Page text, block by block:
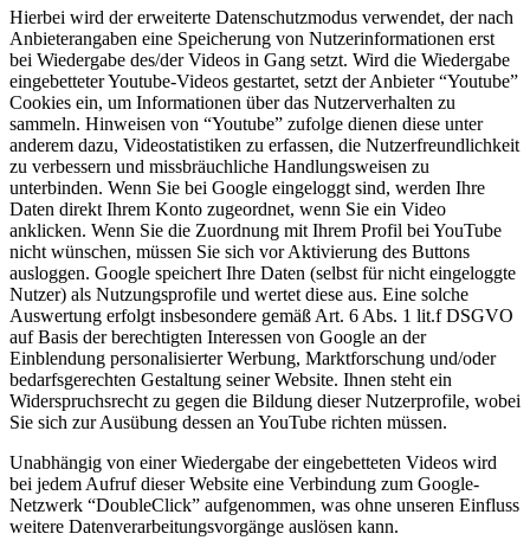
Hierbei wird der erweiterte Datenschutzmodus verwendet, der nach
Anbieterangaben eine Speicherung von Nutzerinformationen erst
bei Wiedergabe des/der Videos in Gang setzt. Wird die Wiedergabe
eingebetteter Youtube-Videos gestartet, setzt der Anbieter “Youtube”
Cookies ein, um Informationen über das Nutzerverhalten zu
sammeln. Hinweisen von “Youtube” zufolge dienen diese unter
anderem dazu, Videostatistiken zu erfassen, die Nutzerfreundlichkeit
zu verbessern und missbräuchliche Handlungsweisen zu
unterbinden. Wenn Sie bei Google eingeloggt sind, werden Ihre
Daten direkt Ihrem Konto zugeordnet, wenn Sie ein Video
anklicken. Wenn Sie die Zuordnung mit Ihrem Profil bei YouTube
nicht wünschen, müssen Sie sich vor Aktivierung des Buttons
ausloggen. Google speichert Ihre Daten (selbst für nicht eingeloggte
Nutzer) als Nutzungsprofile und wertet diese aus. Eine solche
Auswertung erfolgt insbesondere gemäß Art. 6 Abs. 1 lit.f DSGVO
auf Basis der berechtigten Interessen von Google an der
Einblendung personalisierter Werbung, Marktforschung und/oder
bedarfsgerechten Gestaltung seiner Website. Ihnen steht ein
Widerspruchsrecht zu gegen die Bildung dieser Nutzerprofile, wobei
Sie sich zur Ausübung dessen an YouTube richten müssen.
Unabhängig von einer Wiedergabe der eingebetteten Videos wird
bei jedem Aufruf dieser Website eine Verbindung zum Google-
Netzwerk “DoubleClick” aufgenommen, was ohne unseren Einfluss
weitere Datenverarbeitungsvorgänge auslösen kann.